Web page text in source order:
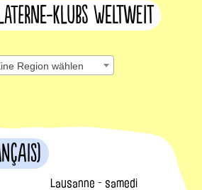
Klubs weltweit
Region wählen
Lausanne - samedi